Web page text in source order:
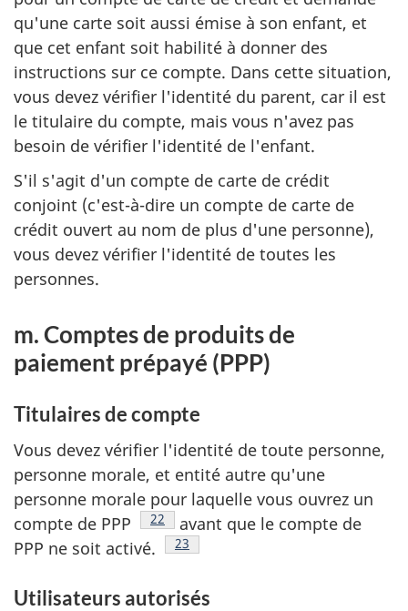
qu'une carte soit aussi émise à son enfant, et
que cet enfant soit habilité à donner des
instructions sur ce compte. Dans cette situation,
vous devez vérifier l'identité du parent, car il est
le titulaire du compte, mais vous n'avez pas
besoin de vérifier l'identité de l'enfant.
S'il s'agit d'un compte de carte de crédit
conjoint (c'est-à-dire un compte de carte de
crédit ouvert au nom de plus d'une personne),
vous devez vérifier l'identité de toutes les
personnes.
m. Comptes de produits de
paiement prépayé (PPP)
Titulaires de compte
Vous devez vérifier l'identité de toute personne,
personne morale, et entité autre qu'une
personne morale pour laquelle vous ouvrez un
compte de PPP
Note de bas de page
22
avant que le compte de
PPP ne soit activé.
Note de bas de page
23
Utilisateurs autorisés